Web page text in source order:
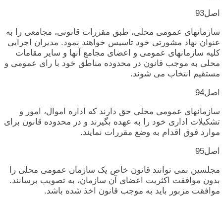
اصل‏93
سازمانهای‏ عمومی‏ محلی‏، طبق‏ مقررات‏ قانونی‏، مجامعی‏ را به‏
عنوان‏ نهاد مشورتی‏ خود تاسیس‏ خواهند نمود. مدیران‏ اجرایی‏
کلیه‏ سازمانهای‏ عمومی‏ و اعضای‏ مجامع آنها و سایر مقامات‏
محلی‏ به‏ موجب‏ قانون‏ در محدوده‏ مناطق‏ خود با رای‏ عمومی‏ و
مستقیم‏ انتخاب‏ می‏ شوند.
اصل‏94
سازمانهای‏ عمومی‏ محلی‏ حق‏ دارند که‏ اداره‏ اموال‏، امور و
تشکیلات‏ اداری‏ خود را به‏ عهده‏ بگیرند و در محدوده‏ قانون‏ برای‏
موارد فوق‏ اقدام‏ به‏ وضع مقررات‏ نمایند.
اصل‏95
مجلسین‏ نمی‏ توانند قانون‏ خاص‏ یک‏ سازمان‏ عمومی‏ محلی‏ را
بدون‏ موافقت‏ اکثریت‏ اعضای‏ آن‏ سازمان‏، به‏ تصویب‏ برسانند.
موافقت‏ مزبور باید به‏ موجب‏ قانون‏ اخذ شده‏ باشد.